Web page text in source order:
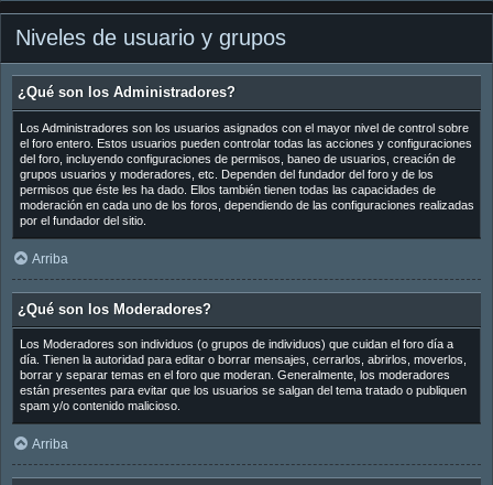
Niveles de usuario y grupos
¿Qué son los Administradores?
Los Administradores son los usuarios asignados con el mayor nivel de control sobre
el foro entero. Estos usuarios pueden controlar todas las acciones y configuraciones
del foro, incluyendo configuraciones de permisos, baneo de usuarios, creación de
grupos usuarios y moderadores, etc. Dependen del fundador del foro y de los
permisos que éste les ha dado. Ellos también tienen todas las capacidades de
moderación en cada uno de los foros, dependiendo de las configuraciones realizadas
por el fundador del sitio.
Arriba
¿Qué son los Moderadores?
Los Moderadores son individuos (o grupos de individuos) que cuidan el foro día a
día. Tienen la autoridad para editar o borrar mensajes, cerrarlos, abrirlos, moverlos,
borrar y separar temas en el foro que moderan. Generalmente, los moderadores
están presentes para evitar que los usuarios se salgan del tema tratado o publiquen
spam y/o contenido malicioso.
Arriba